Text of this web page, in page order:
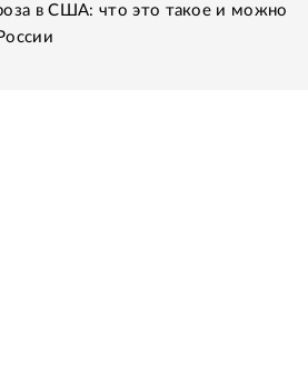
в США: что это такое и можно